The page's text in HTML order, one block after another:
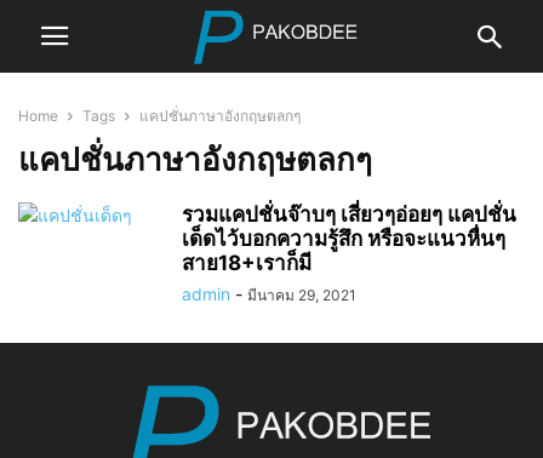
Home Tags แคปชั่นภาษาอังกฤษตลกๆ
แคปชั่นภาษาอังกฤษตลกๆ
รวมแคปชั่นจ๊าบๆ เสี่ยวๆอ่อยๆ แคปชั่น
เด็ดไว้บอกความรู้สึก หรือจะแนวหื่นๆ
สาย18+เราก็มี
admin - มีนาคม 29, 2021